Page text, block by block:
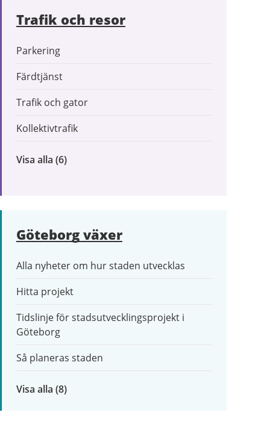
Trafik och resor
Parkering
Färdtjänst
Trafik och gator
Kollektivtrafik
Visa alla inom
(6)
Göteborg växer
Alla nyheter om hur staden utvecklas
Hitta projekt
Tidslinje för stadsutvecklingsprojekt i
Göteborg
Så planeras staden
Visa alla inom
(8)